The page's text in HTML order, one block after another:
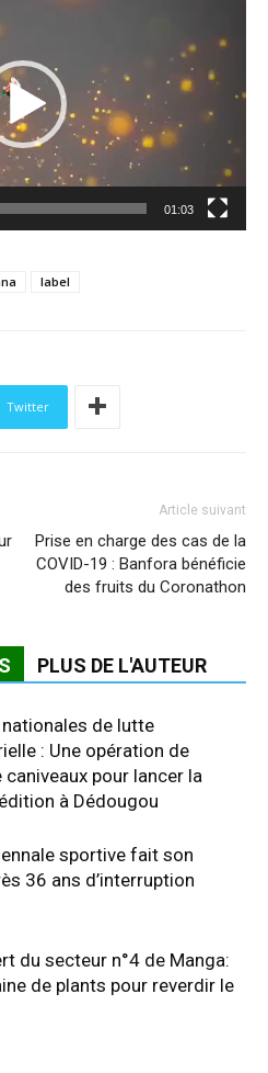
01:03
label
Twitter
Article suivant
Prise en charge des cas de la
COVID-19 : Banfora bénéficie
des fruits du Coronathon
PLUS DE L'AUTEUR
de lutte
: Une opération de
caniveaux pour lancer la
à Dédougou
sportive fait son
36 ans d’interruption
du secteur n°4 de Manga:
de plants pour reverdir le